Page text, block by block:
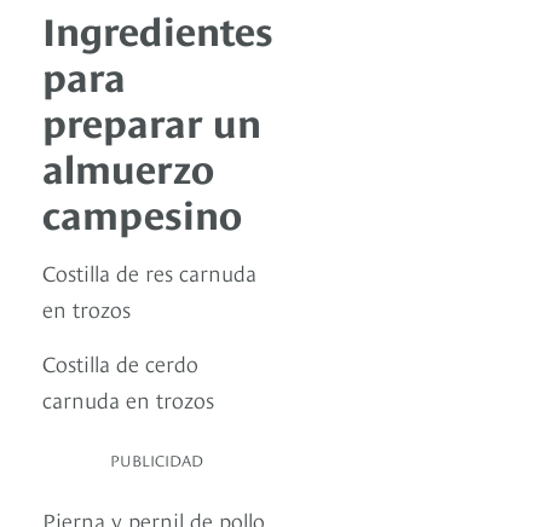
Ingredientes
para
preparar un
almuerzo
campesino
Costilla de res carnuda
en trozos
Costilla de cerdo
carnuda en trozos
PUBLICIDAD
Pierna y pernil de pollo